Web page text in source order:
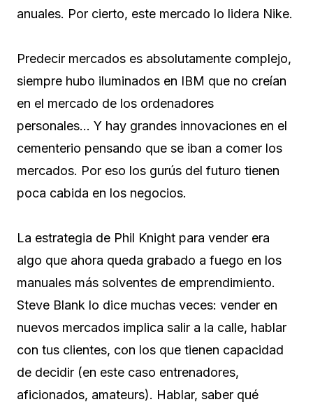
anuales. Por cierto, este mercado lo lidera Nike.
Predecir mercados es absolutamente complejo,
siempre hubo iluminados en IBM que no creían
en el mercado de los ordenadores
personales… Y hay grandes innovaciones en el
cementerio pensando que se iban a comer los
mercados. Por eso los gurús del futuro tienen
poca cabida en los negocios.
La estrategia de Phil Knight para vender era
algo que ahora queda grabado a fuego en los
manuales más solventes de emprendimiento.
Steve Blank lo dice muchas veces: vender en
nuevos mercados implica salir a la calle, hablar
con tus clientes, con los que tienen capacidad
de decidir (en este caso entrenadores,
aficionados, amateurs). Hablar, saber qué